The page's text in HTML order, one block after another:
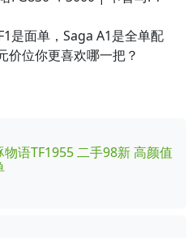
是面单，Saga A1是全单配
价位你更喜欢哪一把？
物语TF1955 二手98新 高颜值